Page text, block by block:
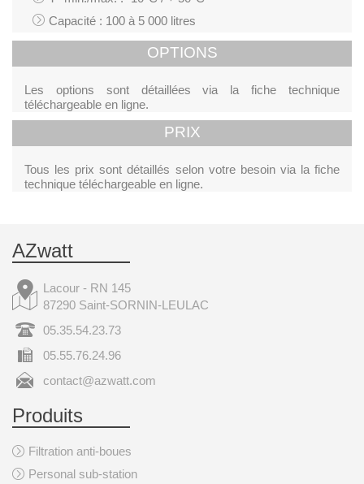
Capacité : 100 à 5 000 litres
OPTIONS
Les options sont détaillées via la fiche technique
téléchargeable en ligne.
PRIX
Tous les prix sont détaillés selon votre besoin via la fiche
technique téléchargeable en ligne.
AZwatt
Lacour - RN 145
87290 Saint-SORNIN-LEULAC
05.35.54.23.73
05.55.76.24.96
contact@azwatt.com
Produits
Filtration anti-boues
Personal sub-station